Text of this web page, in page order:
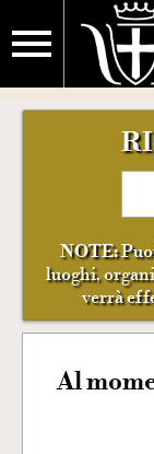
NOTE:
luoghi,
verrà
Al